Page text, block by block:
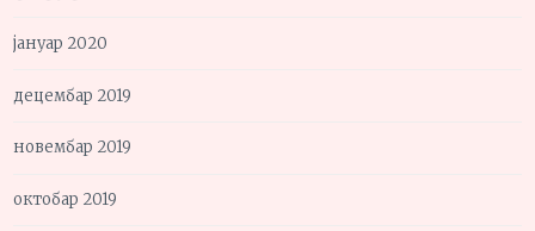
јануар 2020
децембар 2019
новембар 2019
октобар 2019